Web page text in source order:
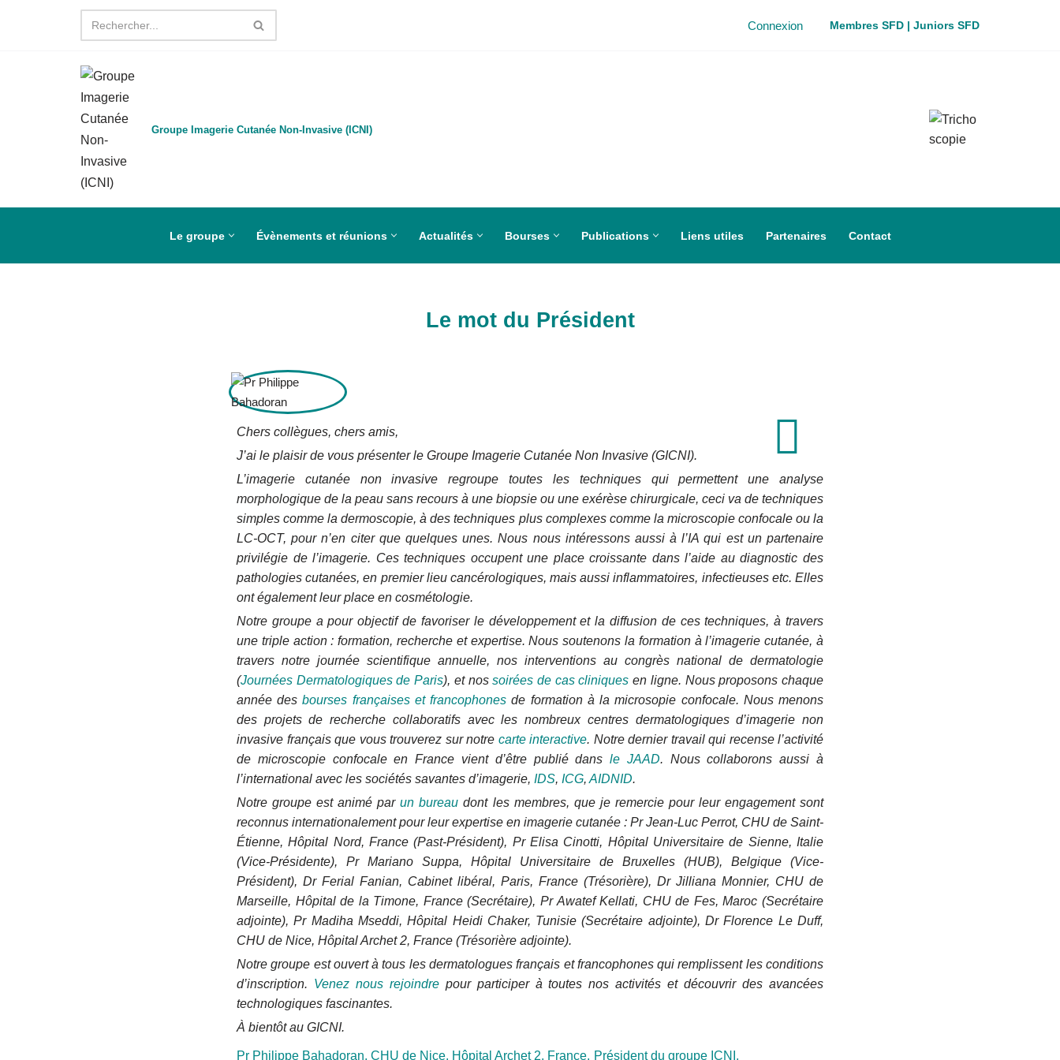
Connexion Membres SFD | Juniors SFD
Groupe Imagerie Cutanée Non-Invasive (ICNI)
Le groupe Évènements et réunions Actualités Bourses Publications Liens utiles Partenaires Contact
Le mot du Président
Chers collègues, chers amis,
J’ai le plaisir de vous présenter le Groupe Imagerie Cutanée Non Invasive (GICNI).
L’imagerie cutanée non invasive regroupe toutes les techniques qui permettent une analyse
morphologique de la peau sans recours à une biopsie ou une exérèse chirurgicale, ceci va de techniques
simples comme la dermoscopie, à des techniques plus complexes comme la microscopie confocale ou la
LC-OCT, pour n’en citer que quelques unes. Nous nous intéressons aussi à l’IA qui est un partenaire
privilégie de l’imagerie. Ces techniques occupent une place croissante dans l’aide au diagnostic des
pathologies cutanées, en premier lieu cancérologiques, mais aussi inflammatoires, infectieuses etc. Elles
ont également leur place en cosmétologie.
Notre groupe a pour objectif de favoriser le développement et la diffusion de ces techniques, à travers
une triple action : formation, recherche et expertise. Nous soutenons la formation à l’imagerie cutanée, à
travers notre journée scientifique annuelle, nos interventions au congrès national de dermatologie
(Journées Dermatologiques de Paris), et nossoirées de cas cliniques en ligne. Nous proposons chaque
année desbourses françaises et francophones de formation à la microsopie confocale. Nous menons
des projets de recherche collaboratifs avec les nombreux centres dermatologiques d’imagerie non
invasive français que vous trouverez sur notre carte interactive. Notre dernier travail qui recense l’activité
de microscopie confocale en France vient d’être publié dansle JAAD. Nous collaborons aussi à
l’international avec les sociétés savantes d’imagerie, IDS, ICG, AIDNID.
Notre groupe est animé parun bureau dont les membres, que je remercie pour leur engagement sont
reconnus internationalement pour leur expertise en imagerie cutanée : Pr Jean-Luc Perrot, CHU de Saint-
Étienne, Hôpital Nord, France (Past-Président), Pr Elisa Cinotti, Hôpital Universitaire de Sienne, Italie
(Vice-Présidente), Pr Mariano Suppa, Hôpital Universitaire de Bruxelles (HUB), Belgique (Vice-
Président), Dr Ferial Fanian, Cabinet libéral, Paris, France (Trésorière), Dr Jilliana Monnier, CHU de
Marseille, Hôpital de la Timone, France (Secrétaire), Pr Awatef Kellati, CHU de Fes, Maroc (Secrétaire
adjointe), Pr Madiha Mseddi, Hôpital Heidi Chaker, Tunisie (Secrétaire adjointe), Dr Florence Le Duff,
CHU de Nice, Hôpital Archet 2, France (Trésorière adjointe).
Notre groupe est ouvert à tous les dermatologues français et francophones qui remplissent les conditions
d’inscription. Venez nous rejoindrepour participer à toutes nos activités et découvrir des avancées
technologiques fascinantes.
À bientôt au GICNI.
Pr Philippe Bahadoran, CHU de Nice, Hôpital Archet 2, France, Président du groupe ICNI.